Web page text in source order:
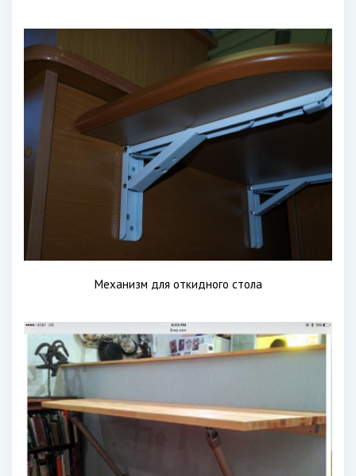
Механизм для откидного стола